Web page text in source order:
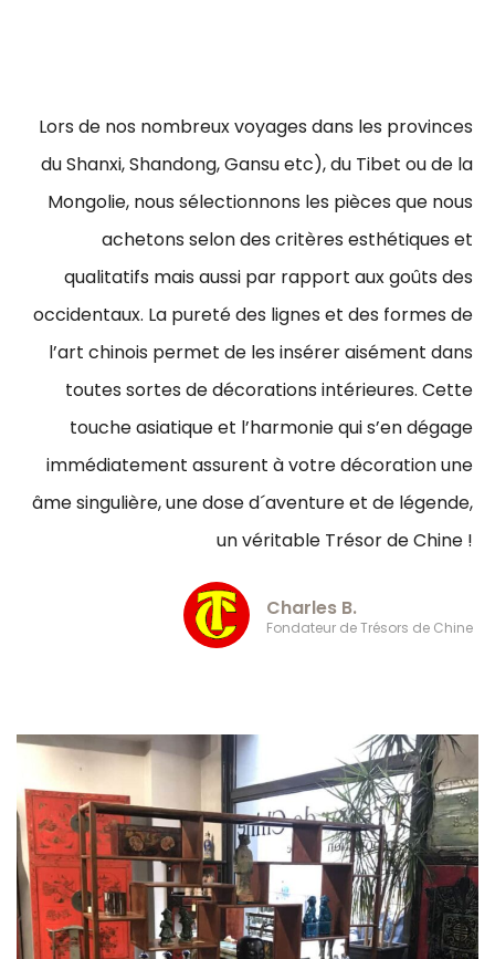
Lors de nos nombreux voyages dans les provinces
du Shanxi, Shandong, Gansu etc), du Tibet ou de la
Mongolie, nous sélectionnons les pièces que nous
achetons selon des critères esthétiques et
qualitatifs mais aussi par rapport aux goûts des
occidentaux. La pureté des lignes et des formes de
l’art chinois permet de les insérer aisément dans
toutes sortes de décorations intérieures. Cette
touche asiatique et l’harmonie qui s’en dégage
immédiatement assurent à votre décoration une
âme singulière, une dose d´aventure et de légende,
un véritable Trésor de Chine !
Charles B.
Fondateur de Trésors de Chine